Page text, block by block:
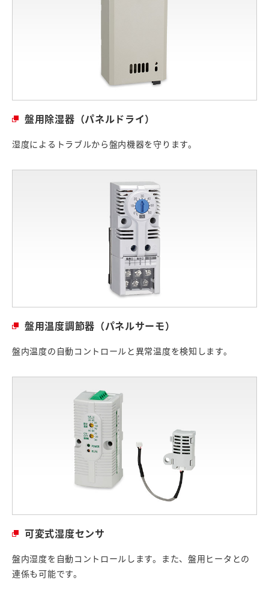
盤用除湿器（パネルドライ）
湿度によるトラブルから盤内機器を守ります。
盤用温度調節器（パネルサーモ）
盤内温度の自動コントロールと異常温度を検知します。
可変式湿度センサ
盤内湿度を自動コントロールします。また、盤用ヒータとの
連係も可能です。